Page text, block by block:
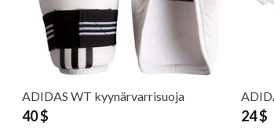
ADIDAS WT kyynärvarrisuoja
40 $ 24 $